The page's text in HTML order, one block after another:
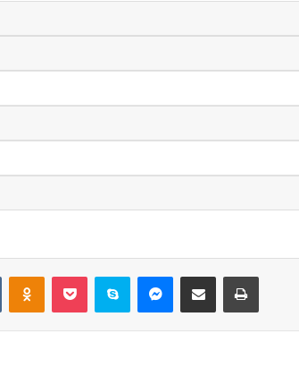
VKontakteOdnoklassniki
Pocket Skype Messenger
E-Posta ile paylaş Yazdır